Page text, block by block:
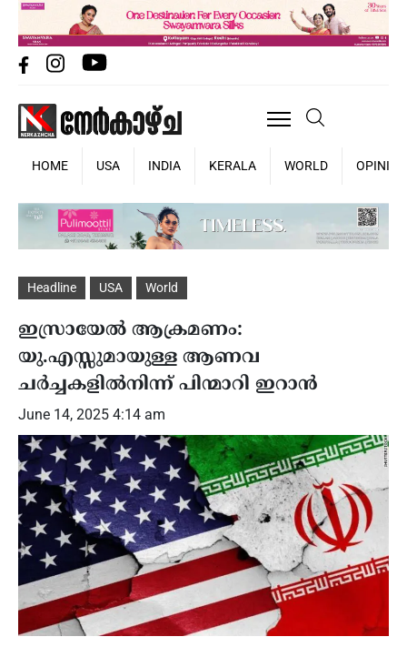
HOME USA INDIA KERALA WORLD OPINION
Headline USA World
ഇസ്രായേൽ ആക്രമണം:
യു.എസ്സുമായുള്ള ആണവ
ചർച്ചകളിൽനിന്ന് പിന്മാറി ഇറാൻ
June 14, 2025 4:14 am